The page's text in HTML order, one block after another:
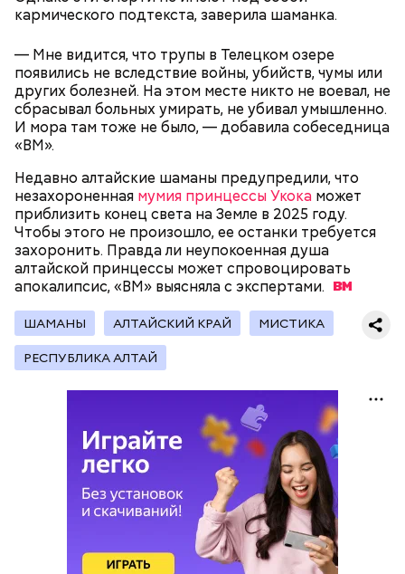
кармического подтекста, заверила шаманка.
— Мне видится, что трупы в Телецком озере
появились не вследствие войны, убийств, чумы или
других болезней. На этом месте никто не воевал, не
сбрасывал больных умирать, не убивал умышленно.
И мора там тоже не было, — добавила собеседница
«ВМ».
Недавно алтайские шаманы предупредили, что
незахороненная мумия принцессы Укока может
приблизить конец света на Земле в 2025 году.
Чтобы этого не произошло, ее останки требуется
захоронить. Правда ли неупокоенная душа
алтайской принцессы может спровоцировать
апокалипсис, «ВМ» выясняла с экспертами.
ШАМАНЫ АЛТАЙСКИЙ КРАЙ МИСТИКА
РЕСПУБЛИКА АЛТАЙ
петрушка;
— Кабачки, порезанные кубиками, нужно легко
обжарить на сковороде. К ним добавляются зелень
петрушки, чеснок, соль и оливковое масло.
Получается очень вкусно, — поделился рецептом
Копылов.
с сахарным диабетом;
лишним весом.
— В дыне содержится много сахара, который
представлен фруктозой. С одной стороны — это
хорошо, потому что дает энергию. Но важно
помнить, что сладкими дынями не нужно сильно
увлекаться, так же как и арбузами, людям с
сахарным диабетом и лишним весом, —
подчеркнула доктор.